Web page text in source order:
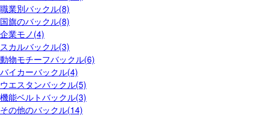
職業別バックル(8)
国旗のバックル(8)
企業モノ(4)
スカルバックル(3)
動物モチーフバックル(6)
バイカーバックル(4)
ウエスタンバックル(5)
機能ベルトバックル(3)
その他のバックル(14)